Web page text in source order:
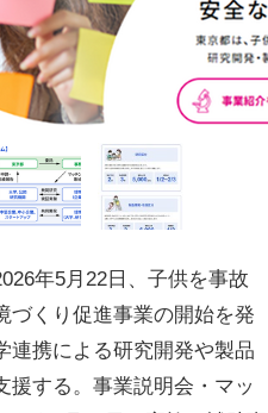
年5月22日、子供を事故
づくり促進事業の開始を発
連携による研究開発や製品
援する。事業説明会・マッ